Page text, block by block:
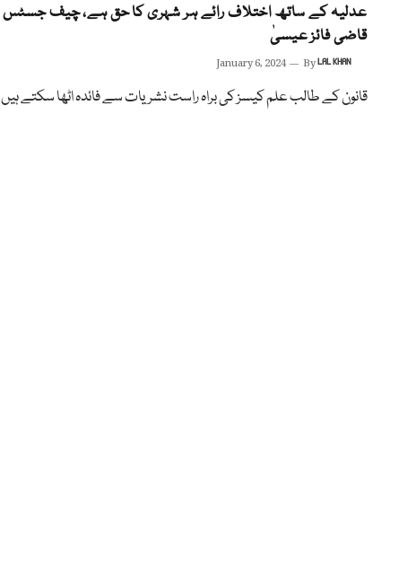
عدلیہ کے ساتھ اختلاف رائے ہر شہری کا حق ہے، چیف جسٹس
قاضی فائز عیسیٰ
January 6, 2024 ByLAL KHAN
قانون کے طالب علم کیسز کی براہ راست نشریات سے فائدہ اٹھا سکتے ہیں